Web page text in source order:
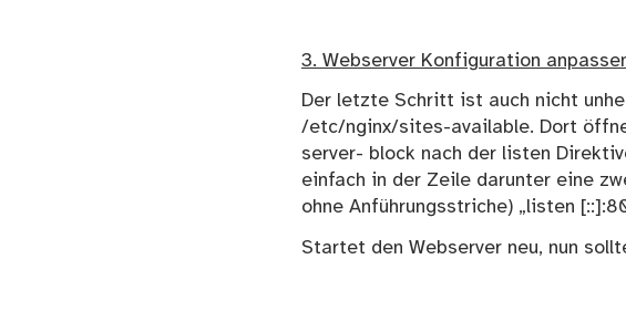
3. Webserver Konfiguration
Der letzte Schritt ist auch nicht
/etc/nginx/sites-available. Dort
server- block nach der listen
einfach in der Zeile darunter eine
ohne Anführungsstriche) „listen
Startet den Webserver neu, nun